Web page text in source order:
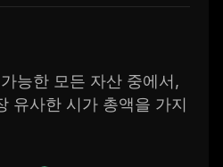
능한 모든 자산 중에서,
유사한 시가 총액을 가지